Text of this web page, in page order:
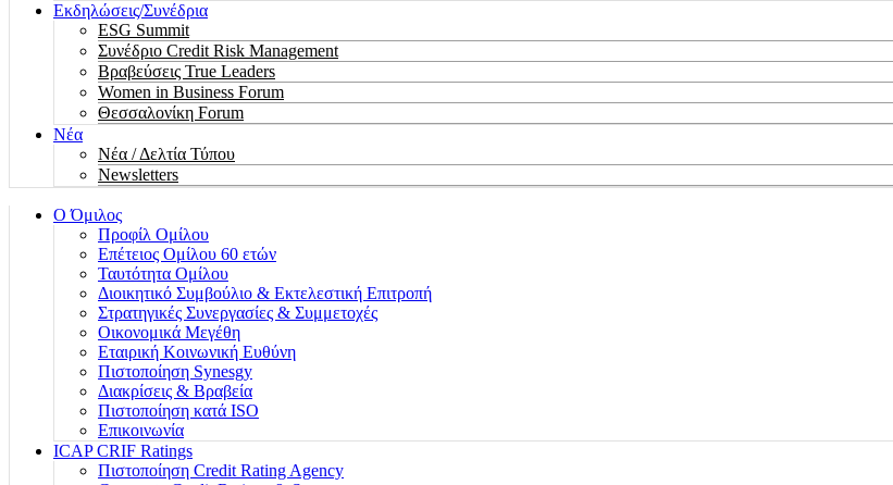
Εκδηλώσεις/Συνέδρια
ESG Summit
Συνέδριο Credit Risk Management
Βραβεύσεις True Leaders
Women in Business Forum
Θεσσαλονίκη Forum
Νέα
Νέα / Δελτία Τύπου
Newsletters
Ο Όμιλος
Προφίλ Ομίλου
Επέτειος Oμίλου 60 ετών
Ταυτότητα Ομίλου
Διοικητικό Συμβούλιο & Εκτελεστική Επιτροπή
Στρατηγικές Συνεργασίες & Συμμετοχές
Οικονομικά Μεγέθη
Εταιρική Κοινωνική Ευθύνη
Πιστοποίηση Synesgy
Διακρίσεις & Βραβεία
Πιστοποίηση κατά ISO
Επικοινωνία
ICAP CRIF Ratings
Πιστοποίηση Credit Rating Agency